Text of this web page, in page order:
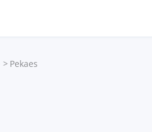
Pekaes